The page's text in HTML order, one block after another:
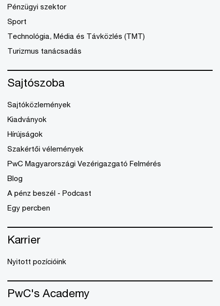
Pénzügyi szektor
Sport
Technológia, Média és Távközlés (TMT)
Turizmus tanácsadás
Sajtószoba
Sajtóközlemények
Kiadványok
Hírújságok
Szakértői vélemények
PwC Magyarországi Vezérigazgató Felmérés
Blog
A pénz beszél - Podcast
Egy percben
Karrier
Nyitott pozícióink
PwC's Academy